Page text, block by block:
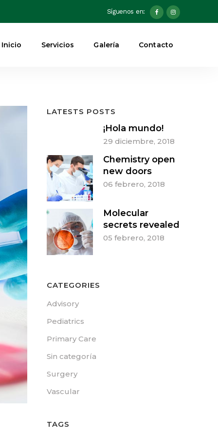
Síguenos en:
Inicio Servicios Galería Contacto
LATESTS POSTS
¡Hola mundo!
29 diciembre, 2018
Chemistry open
new doors
06 febrero, 2018
Molecular
secrets revealed
05 febrero, 2018
CATEGORIES
Advisory
Pediatrics
Primary Care
Sin categoría
Surgery
Vascular
TAGS